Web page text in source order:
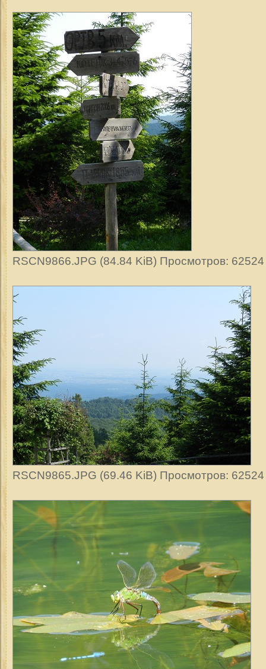
RSCN9866.JPG (84.84 KiB) Просмотров: 62524
RSCN9865.JPG (69.46 KiB) Просмотров: 62524